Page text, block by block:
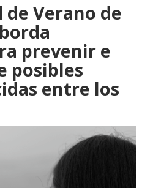
de Verano de
prevenir e
posibles
entre los